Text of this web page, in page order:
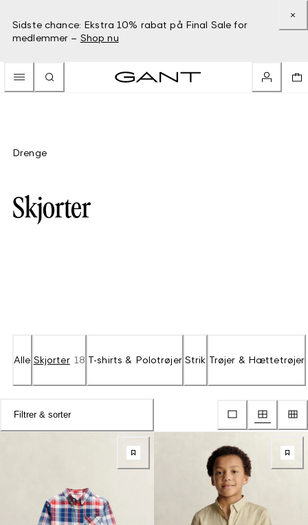
Sidste chance: Ekstra 10% rabat på Final Sale for
medlemmer – Shop nu
Drenge
Skjorter
Alle Skjorter 18 T-shirts & Polotrøjer Strik Trøjer & Hættetrøjer
Filtrer & sorter